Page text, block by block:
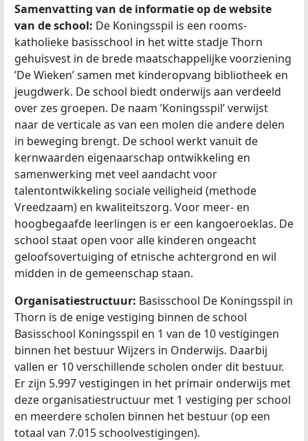
Samenvatting van de informatie op de website
van de school: De Koningsspil is een rooms-
katholieke basisschool in het witte stadje Thorn
gehuisvest in de brede maatschappelijke voorziening
’De Wieken’ samen met kinderopvang bibliotheek en
jeugdwerk. De school biedt onderwijs aan verdeeld
over zes groepen. De naam ’Koningsspil’ verwijst
naar de verticale as van een molen die andere delen
in beweging brengt. De school werkt vanuit de
kernwaarden eigenaarschap ontwikkeling en
samenwerking met veel aandacht voor
talentontwikkeling sociale veiligheid (methode
Vreedzaam) en kwaliteitszorg. Voor meer- en
hoogbegaafde leerlingen is er een kangoeroeklas. De
school staat open voor alle kinderen ongeacht
geloofsovertuiging of etnische achtergrond en wil
midden in de gemeenschap staan.
Organisatiestructuur: Basisschool De Koningsspil in
Thorn is de enige vestiging binnen de school
Basisschool Koningsspil en 1 van de 10 vestigingen
binnen het bestuur Wijzers in Onderwijs. Daarbij
vallen er 10 verschillende scholen onder dit bestuur.
Er zijn 5.997 vestigingen in het primair onderwijs met
deze organisatiestructuur met 1 vestiging per school
en meerdere scholen binnen het bestuur (op een
totaal van 7.015 schoolvestigingen).